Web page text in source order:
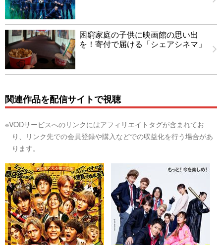
困窮家庭の子供に映画館の思い出
を！寄付で届ける「シェアシネマ」
関連作品を配信サイトで視聴
※VODサービスへのリンクにはアフィリエイトタグが含まれてお
り、リンク先での会員登録や購入などでの収益化を行う場合があ
ります。